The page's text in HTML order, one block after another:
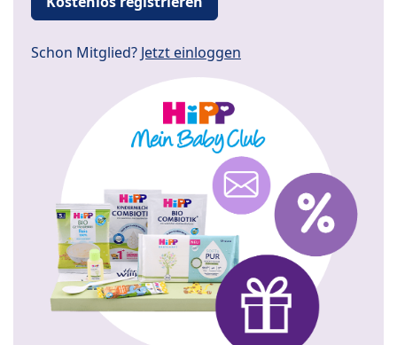
Schon Mitglied? Jetzt einloggen